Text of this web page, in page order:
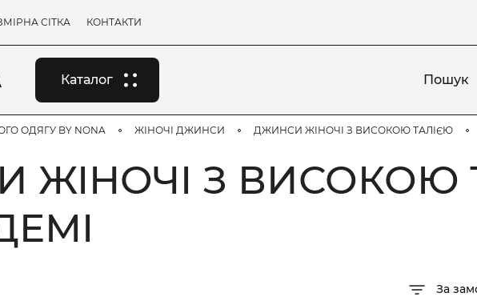
СІТКА КОНТАКТИ
Каталог Пошук
ОДЯГУ BY NONA ЖІНОЧІ ДЖИНСИ ДЖИНСИ ЖІНОЧІ З ВИСОКОЮ ТАЛІЄЮ
ЖІНОЧІ З ВИСОКОЮ
За